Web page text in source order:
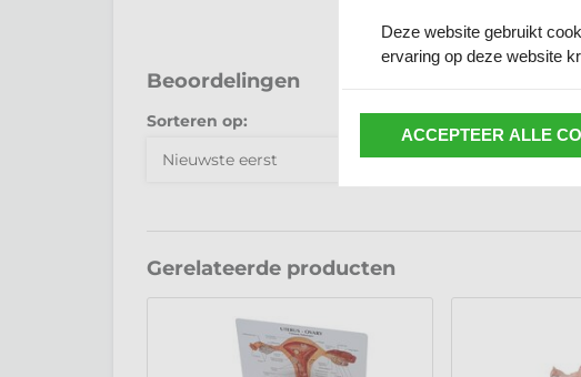
Beoordelingen
Sorteren op:
Gerelateerde producten
Deze website gebruikt
ervaring op deze website
ACCEPTEER ALLE